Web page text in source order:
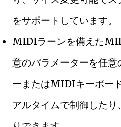
をサポートしています。
MIDIラーンを備えた
意のパラメーターを任
ーまたはMIDIキーボー
アルタイムで制御した